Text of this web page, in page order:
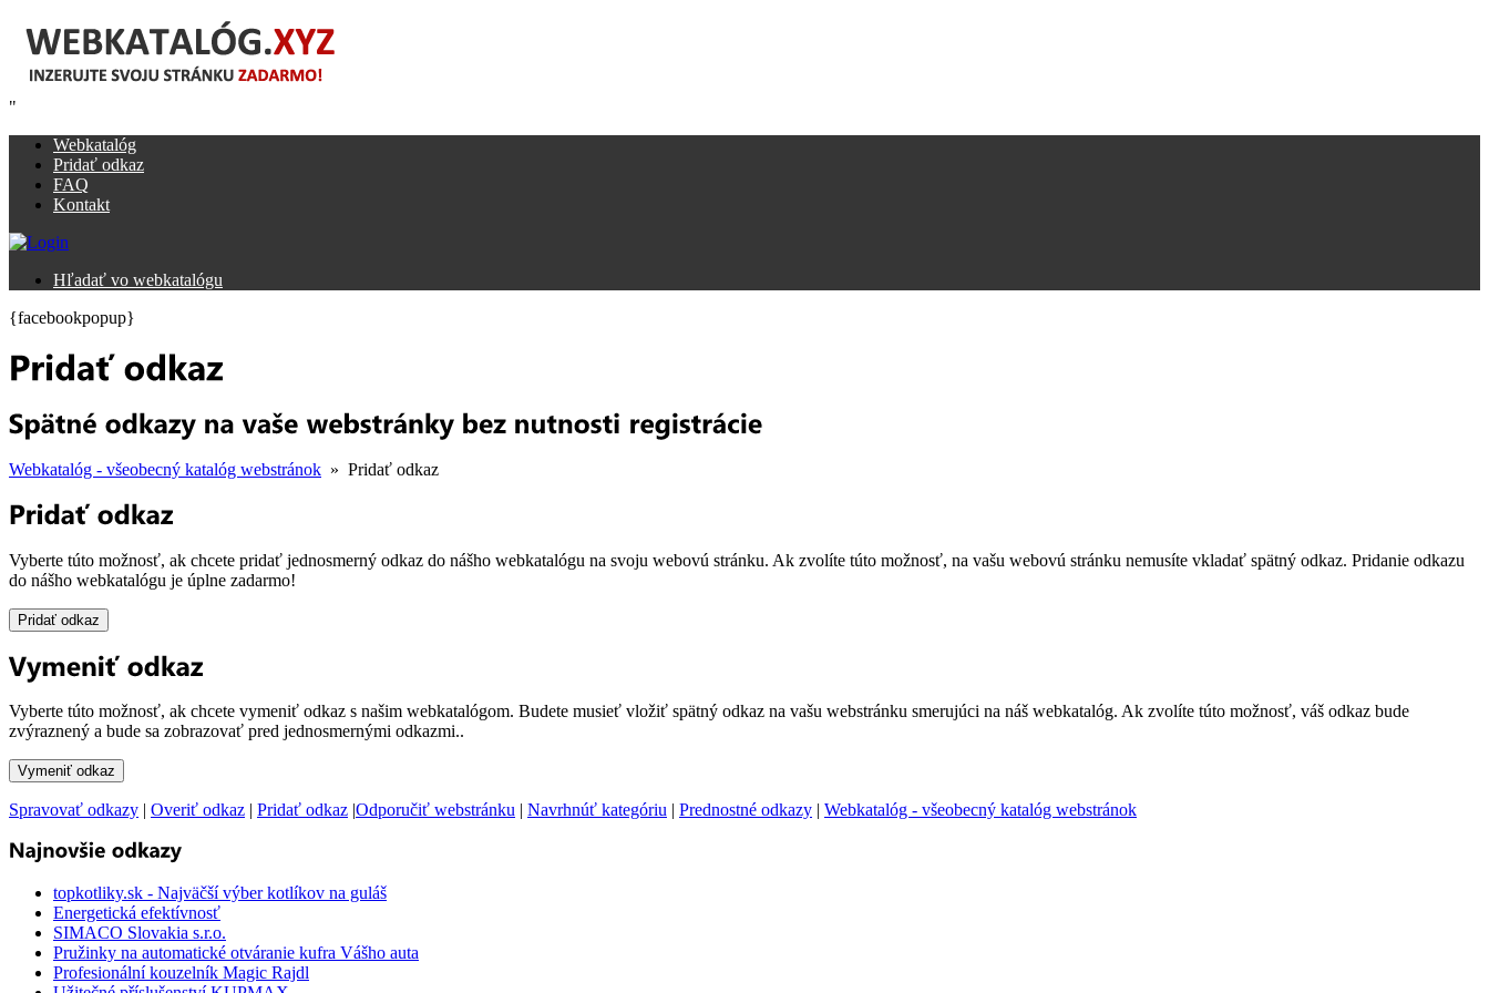
"
Webkatalóg
Pridať odkaz
FAQ
Kontakt
Hľadať vo webkatalógu
{facebookpopup}
Webkatalóg - všeobecný katalóg webstránok » Pridať odkaz
Vyberte túto možnosť, ak chcete pridať jednosmerný odkaz do nášho webkatalógu na svoju webovú stránku. Ak zvolíte túto možnosť, na vašu webovú stránku nemusíte vkladať spätný odkaz. Pridanie odkazu
do nášho webkatalógu je úplne zadarmo!
Vyberte túto možnosť, ak chcete vymeniť odkaz s našim webkatalógom. Budete musieť vložiť spätný odkaz na vašu webstránku smerujúci na náš webkatalóg. Ak zvolíte túto možnosť, váš odkaz bude
zvýraznený a bude sa zobrazovať pred jednosmernými odkazmi..
Spravovať odkazy | Overiť odkaz | Pridať odkaz |Odporučiť webstránku | Navrhnúť kategóriu | Prednostné odkazy | Webkatalóg - všeobecný katalóg webstránok
topkotliky.sk - Najväčší výber kotlíkov na guláš
Energetická efektívnosť
SIMACO Slovakia s.r.o.
Pružinky na automatické otváranie kufra Vášho auta
Profesionální kouzelník Magic Rajdl